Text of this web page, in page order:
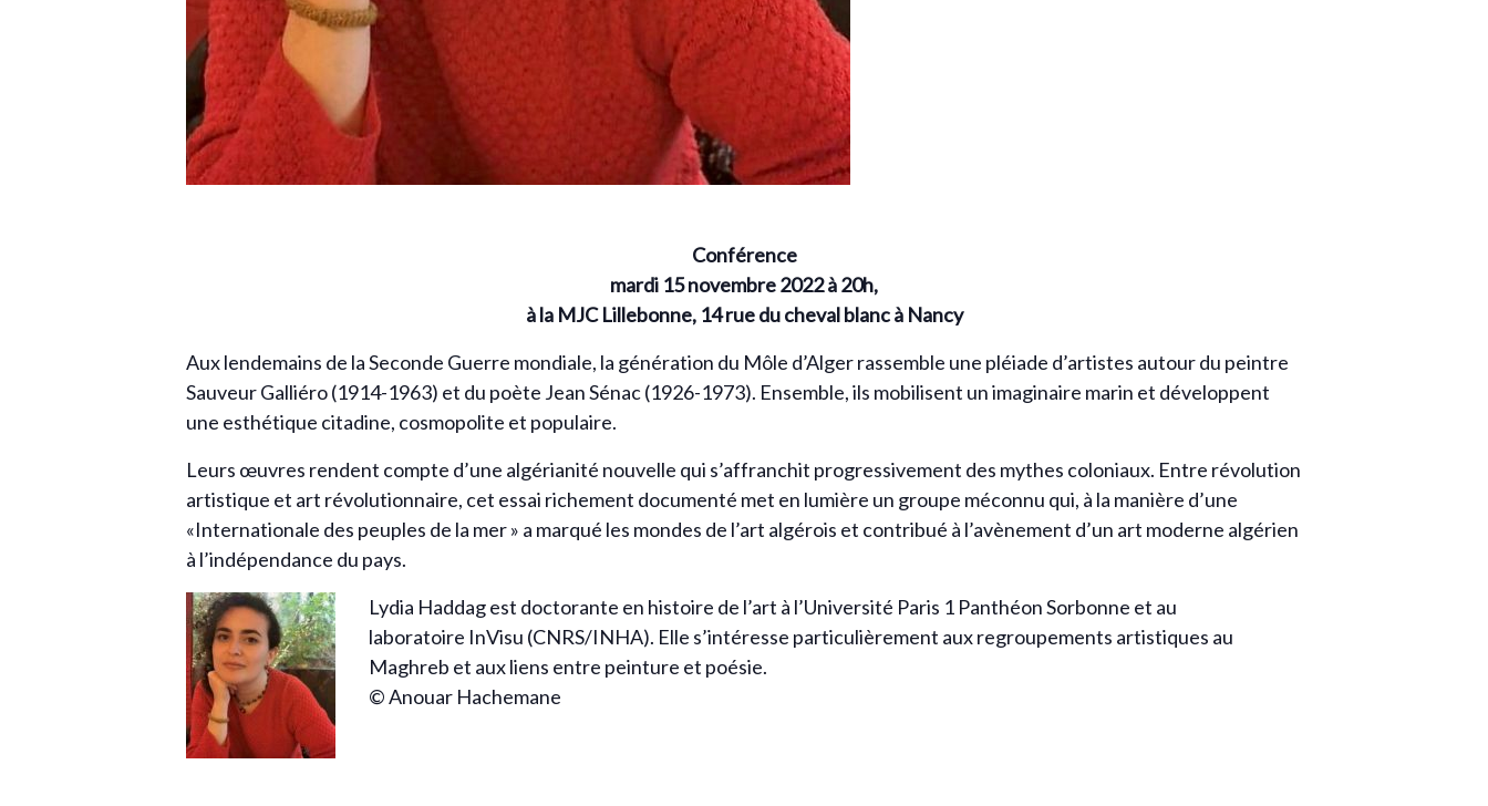
Conférence
mardi 15 novembre 2022 à 20h,
à la MJC Lillebonne, 14 rue du cheval blanc à Nancy
Aux lendemains de la Seconde Guerre mondiale, la génération du Môle d’Alger rassemble une pléiade d’artistes autour du peintre
Sauveur Galliéro (1914-1963) et du poète Jean Sénac (1926-1973). Ensemble, ils mobilisent un imaginaire marin et développent
une esthétique citadine, cosmopolite et populaire.
Leurs œuvres rendent compte d’une algérianité nouvelle qui s’affranchit progressivement des mythes coloniaux. Entre révolution
artistique et art révolutionnaire, cet essai richement documenté met en lumière un groupe méconnu qui, à la manière d’une
«Internationale des peuples de la mer » a marqué les mondes de l’art algérois et contribué à l’avènement d’un art moderne algérien
à l’indépendance du pays.
Lydia Haddag est doctorante en histoire de l’art à l’Université Paris 1 Panthéon Sorbonne et au
laboratoire InVisu (CNRS/INHA). Elle s’intéresse particulièrement aux regroupements artistiques au
Maghreb et aux liens entre peinture et poésie.
© Anouar Hachemane